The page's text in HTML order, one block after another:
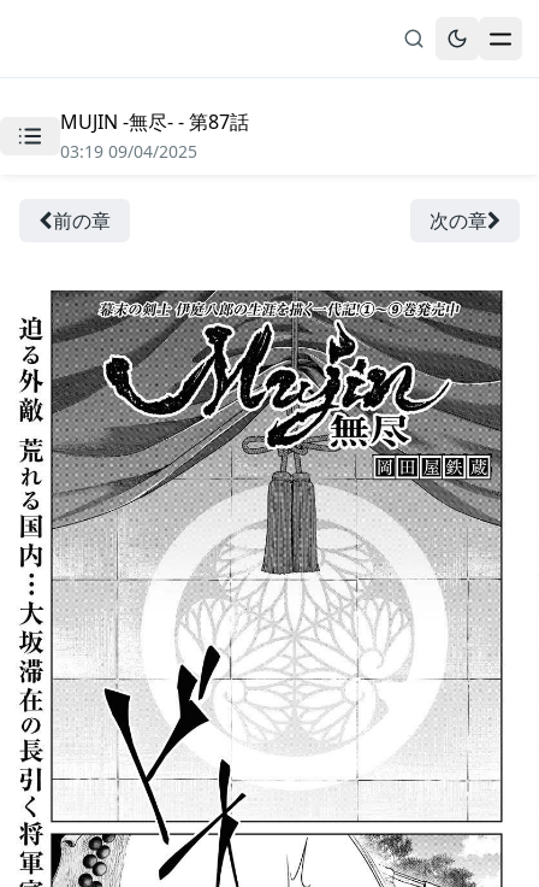
無料漫画
履歴
MUJIN -無尽- - 第87話
03:19 09/04/2025
前の章 次の章